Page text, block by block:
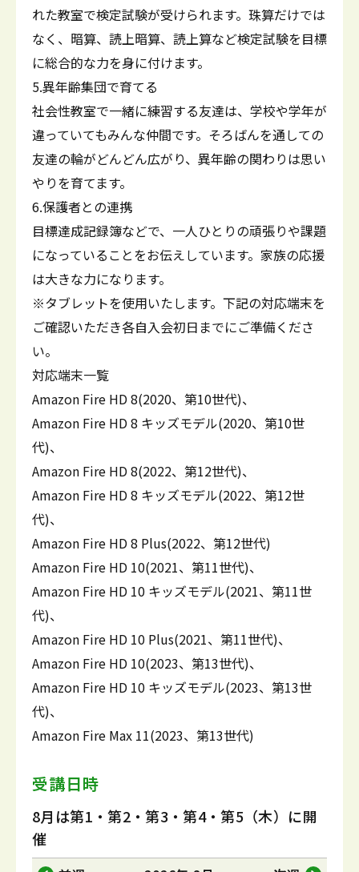
れた教室で検定試験が受けられます。珠算だけでは
なく、暗算、読上暗算、読上算など検定試験を目標
に総合的な力を身に付けます。
5.異年齢集団で育てる
社会性教室で一緒に練習する友達は、学校や学年が
違っていてもみんな仲間です。そろばんを通しての
友達の輪がどんどん広がり、異年齢の関わりは思い
やりを育てます。
6.保護者との連携
目標達成記録簿などで、一人ひとりの頑張りや課題
になっていることをお伝えしています。家族の応援
は大きな力になります。
※タブレットを使用いたします。下記の対応端末を
ご確認いただき各自入会初日までにご準備くださ
い。
対応端末一覧
Amazon Fire HD 8(2020、第10世代)、
Amazon Fire HD 8 キッズモデル(2020、第10世
代)、
Amazon Fire HD 8(2022、第12世代)、
Amazon Fire HD 8 キッズモデル(2022、第12世
代)、
Amazon Fire HD 8 Plus(2022、第12世代)
Amazon Fire HD 10(2021、第11世代)、
Amazon Fire HD 10 キッズモデル(2021、第11世
代)、
Amazon Fire HD 10 Plus(2021、第11世代)、
Amazon Fire HD 10(2023、第13世代)、
Amazon Fire HD 10 キッズモデル(2023、第13世
代)、
Amazon Fire Max 11(2023、第13世代)
受講日時
8月は第1・第2・第3・第4・第5（木）に開
催